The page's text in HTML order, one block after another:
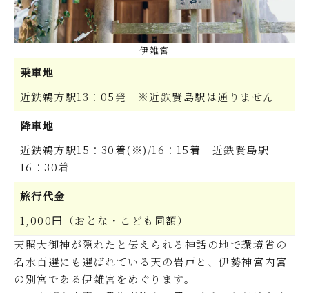
伊雑宮
乗車地
近鉄鵜方駅13：05発 ※近鉄賢島駅は通りません
降車地
近鉄鵜方駅15：30着(※)/16：15着 近鉄賢島駅
16：30着
旅行代金
1,000円（おとな・こども同額）
天照大御神が隠れたと伝えられる神話の地で環境省の
名水百選にも選ばれている天の岩戸と、伊勢神宮内宮
の別宮である伊雑宮をめぐります。